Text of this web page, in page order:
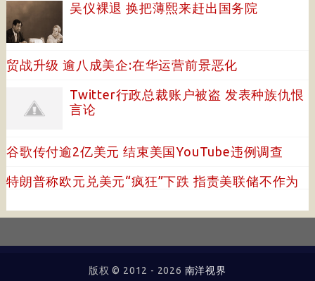
吴仪裸退 换把薄熙来赶出国务院
贸战升级 逾八成美企:在华运营前景恶化
Twitter行政总裁账户被盗 发表种族仇恨
言论
谷歌传付逾2亿美元 结束美国YouTube违例调查
特朗普称欧元兑美元“疯狂”下跌 指责美联储不作为
版权 © 2012 - 2026 南洋视界